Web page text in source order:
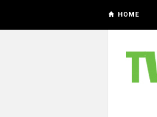
HOME